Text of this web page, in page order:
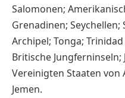
Salomonen;
Grenadinen;
Archipel; Tonga;
Britische
Vereinigten Staaten von
Jemen.